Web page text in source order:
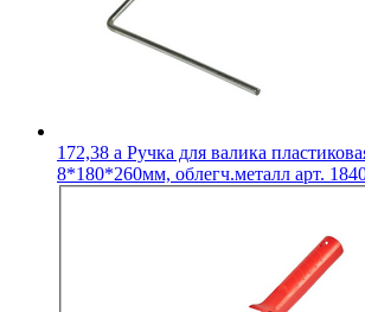
172,38 a Ручка для валика
8*180*260мм, облегч.металл арт.